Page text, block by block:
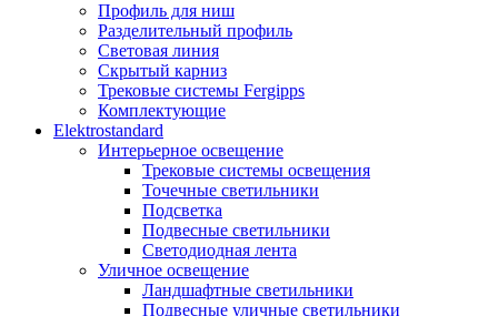
Профиль для ниш
Разделительный профиль
Световая линия
Скрытый карниз
Трековые системы Fergipps
Комплектующие
Elektrostandard
Интерьерное освещение
Трековые системы освещения
Точечные светильники
Подсветка
Подвесные светильники
Светодиодная лента
Уличное освещение
Ландшафтные светильники
Подвесные уличные светильники